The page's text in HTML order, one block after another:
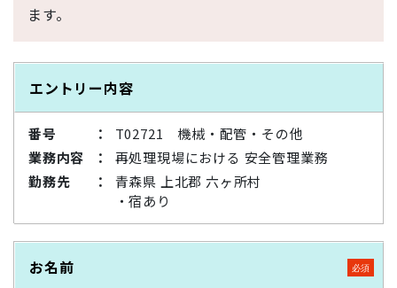
ます。
エントリー内容
番号
T02721 機械・配管・その他
業務内容
再処理現場における 安全管理業務
勤務先
青森県 上北郡 六ヶ所村
・宿あり
お名前